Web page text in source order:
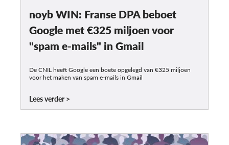
noyb WIN: Franse DPA beboet
Google met €325 miljoen voor
"spam e-mails" in Gmail
De CNIL heeft Google een boete opgelegd van €325 miljoen
voor het maken van spam e-mails in Gmail
Lees verder